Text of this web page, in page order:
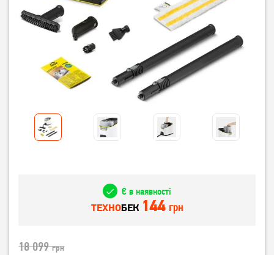
Є в наявності
ТЕХНОБЕК 144 грн
18 099грн